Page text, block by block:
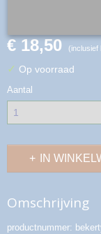
beker
€ 18,50 (inclusief
✓ Op voorraad
Aantal
IN
Omschrijving
productnummer: